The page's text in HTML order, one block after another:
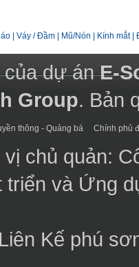
Váy / Đầm Mũ/Nón Kính mắt
của dự ánE-
Group. Bản
thông - Quảng bá Chính phủ
chủ quản:
triển và Ứng
Kế phú